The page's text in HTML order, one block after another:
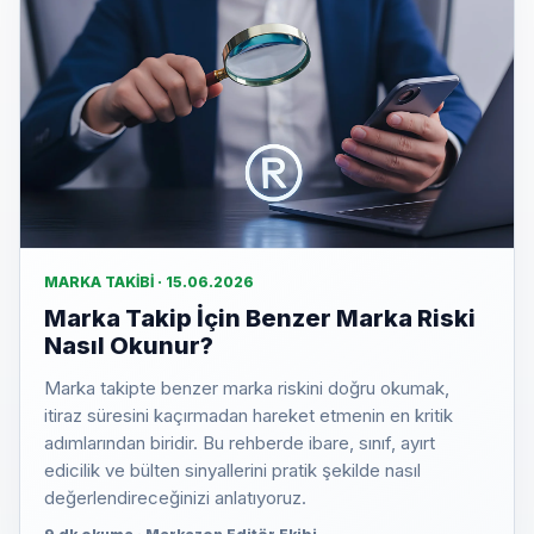
MARKA TAKIBI · 15.06.2026
Marka Takip İçin Benzer Marka Riski
Nasıl Okunur?
Marka takipte benzer marka riskini doğru okumak,
itiraz süresini kaçırmadan hareket etmenin en kritik
adımlarından biridir. Bu rehberde ibare, sınıf, ayırt
edicilik ve bülten sinyallerini pratik şekilde nasıl
değerlendireceğinizi anlatıyoruz.